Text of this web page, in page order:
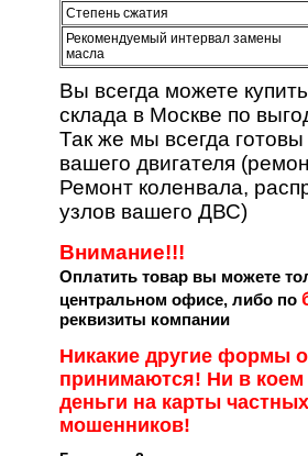
Степень сжатия
Рекомендуемый интервал замены
масла
Вы всегда можете
склада в Москве по
Так же мы всегда
вашего двигателя
Ремонт коленвала,
узлов вашего ДВС)
Внимание!!!
Оплатить товар вы можете
центральном офисе, либо по
реквизиты компании
Никакие другие формы
принимаются! Ни в коем
деньги на карты
мошенников!